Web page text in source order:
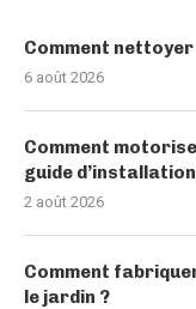
Comment
6 août 2026
Comment
guide
2 août 2026
Comment
le jardin ?